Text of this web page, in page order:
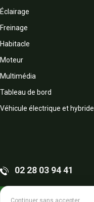
Éclairage
Freinage
Habitacle
Moteur
Multimédia
Tableau de bord
Véhicule électrique et hybride
02 28 03 94 41
Continuer sans accepter